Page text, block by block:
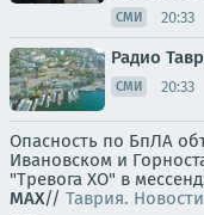
СМИ 20:33
Радио
СМИ 20:33
Опасность по БпЛА
Ивановском и
"Тревога ХО" в
MAX// Таврия.